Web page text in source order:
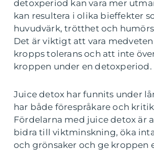
detoxperiod kan vara mer
kan resultera i olika bieffekter
huvudvärk, trötthet och
Det är viktigt att vara
kropps tolerans och att inte
kroppen under en detoxperiod.
Juice detox har funnits under
har både förespråkare och
Fördelarna med juice detox är
bidra till viktminskning, öka
och grönsaker och ge kroppen